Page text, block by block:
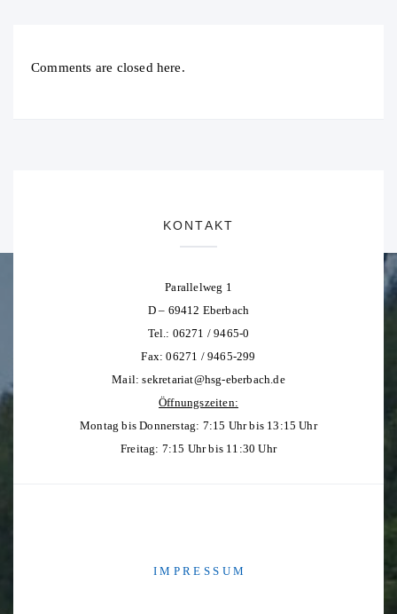
Comments are closed here.
KONTAKT
Parallelweg 1
D – 69412 Eberbach
Tel.: 06271 / 9465-0
Fax: 06271 / 9465-299
Mail:sekretariat@hsg-eberbach.de
Öffnungszeiten:
Montag bis Donnerstag: 7:15 Uhr bis 13:15 Uhr
Freitag: 7:15 Uhr bis 11:30 Uhr
I M P R E S S U M